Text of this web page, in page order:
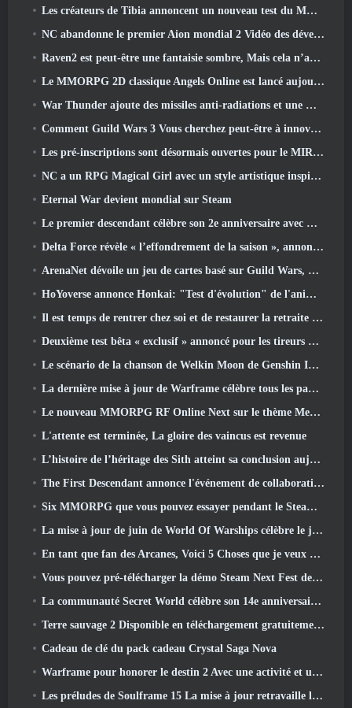
Les créateurs de Tibia annoncent un nouveau test du MMORPG Zombie à l'ancienne, Persister en ligne
NC abandonne le premier Aion mondial 2 Vidéo des développeurs, Partager des détails sur le jeu
Raven2 est peut-être une fantaisie sombre, Mais cela n’arrête pas les plaisirs de l’été
Le MMORPG 2D classique Angels Online est lancé aujourd'hui dans le monde entier
War Thunder ajoute des missiles anti-radiations et une mesure de soutien électronique dans la mise à jour de la cavalerie lourde
Comment Guild Wars 3 Vous cherchez peut-être à innover dans l’espace MMO
Les pré-inscriptions sont désormais ouvertes pour le MIRESI de Smilegate: Un avenir invisible
NC a un RPG Magical Girl avec un style artistique inspiré de l’anime des années 90 en préparation
Eternal War devient mondial sur Steam
Le premier descendant célèbre son 2e anniversaire avec Descendant Fest 2026 Flux
Delta Force révèle « l’effondrement de la saison », annonce la collaboration Rainbow Six Siege
ArenaNet dévoile un jeu de cartes basé sur Guild Wars, Lié par la brume
HoYoverse annonce Honkai: "Test d'évolution" de l'anime Nexus
Il est temps de rentrer chez soi et de restaurer la retraite heureuse là où les vents se rencontrent
Deuxième test bêta « exclusif » annoncé pour les tireurs de survie en équipe qui prennent du temps
Le scénario de la chanson de Welkin Moon de Genshin Impact touche à sa fin.. Sur la Lune
La dernière mise à jour de Warframe célèbre tous les papas de l'espace
Le nouveau MMORPG RF Online Next sur le thème Mech de Netmarble sera lancé à l'échelle mondiale
L'attente est terminée, La gloire des vaincus est revenue
L’histoire de l’héritage des Sith atteint sa conclusion aujourd’hui dans la dernière mise à jour de SWTOR
The First Descendant annonce l'événement de collaboration EVANGELION
Six MMORPG que vous pouvez essayer pendant le Steam Next Fest
La mise à jour de juin de World Of Warships célèbre le jour de l'indépendance des États-Unis avec une nouvelle campagne narrative
En tant que fan des Arcanes, Voici 5 Choses que je veux voir du MMO Riot
Vous pouvez pré-télécharger la démo Steam Next Fest de Embers Of The Uncrowned demain
La communauté Secret World célèbre son 14e anniversaire avec un mystère qu'ils doivent résoudre ensemble
Terre sauvage 2 Disponible en téléchargement gratuitement (Et garde) Pour une durée limitée
Cadeau de clé du pack cadeau Crystal Saga Nova
Warframe pour honorer le destin 2 Avec une activité et un titre spéciaux dans le jeu
Les préludes de Soulframe 15 La mise à jour retravaille le butin et la pêche